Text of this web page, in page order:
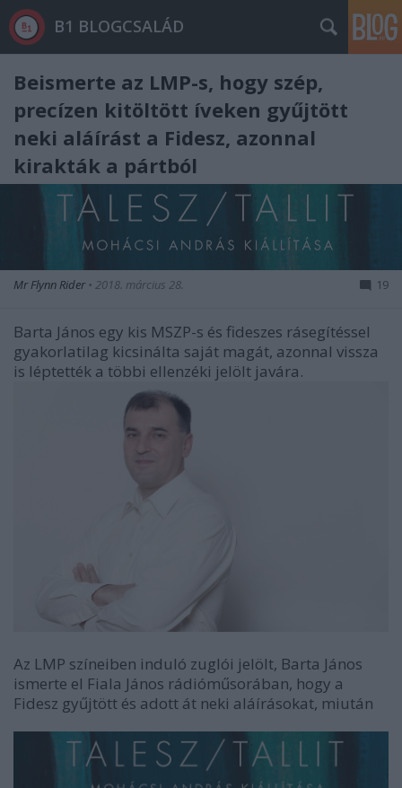
B1 BLOGCSALÁD
Beismerte az LMP-s, hogy szép,
precízen kitöltött íveken gyűjtött
neki aláírást a Fidesz, azonnal
kirakták a pártból
Mr Flynn Rider • 2018. március 28. 19
Barta János egy kis MSZP-s és fideszes rásegítéssel
gyakorlatilag kicsinálta saját magát, azonnal vissza
is léptették a többi ellenzéki jelölt javára.
Az LMP színeiben induló zuglói jelölt, Barta János
ismerte el Fiala János rádióműsorában, hogy a
Fidesz gyűjtött és adott át neki aláírásokat, miután